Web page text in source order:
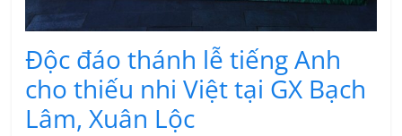
Độc đáo thánh lễ tiếng Anh
cho thiếu nhi Việt tại GX Bạch
Lâm, Xuân Lộc